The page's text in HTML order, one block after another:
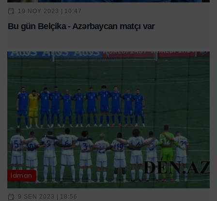
19 NOY 2023 | 10:47
Bu gün Belçika - Azərbaycan matçı var
İdman
9 SEN 2023 | 18:56